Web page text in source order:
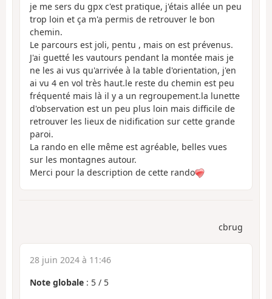
je me sers du gpx c'est pratique, j'étais allée un peu
trop loin et ça m'a permis de retrouver le bon
chemin.
Le parcours est joli, pentu , mais on est prévenus.
J'ai guetté les vautours pendant la montée mais je
ne les ai vus qu'arrivée à la table d'orientation, j'en
ai vu 4 en vol très haut.le reste du chemin est peu
fréquenté mais là il y a un regroupement.la lunette
d'observation est un peu plus loin mais difficile de
retrouver les lieux de nidification sur cette grande
paroi.
La rando en elle même est agréable, belles vues
sur les montagnes autour.
Merci pour la description de cette rando
cbrug
28 juin 2024 à 11:46
Note globale : 5 / 5